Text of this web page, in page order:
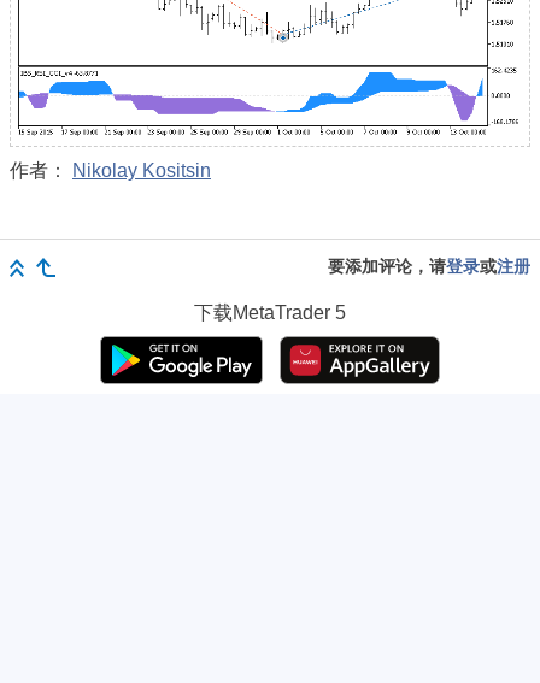
作者： Nikolay Kositsin
要添加评论，请登录或注册
下载MetaTrader 5